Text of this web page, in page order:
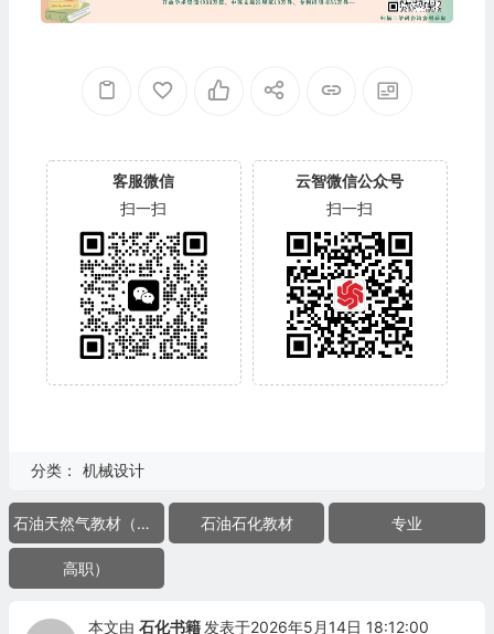
客服微信
扫一扫
云智微信公众号
扫一扫
分类： 机械设计
石油天然气教材（考研 石油石化教材 专业
高职）
本文由 石化书籍 发表于2026年5月14日 18:12:00